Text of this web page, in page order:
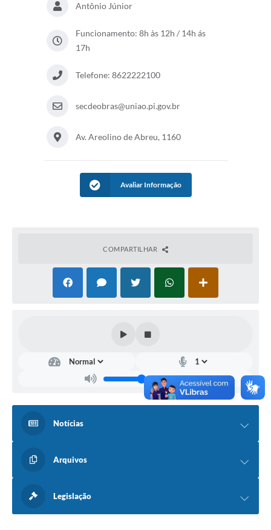
Antônio Júnior
Funcionamento: 8h às 12h / 14h ás
17h
Telefone: 8622222100
secdeobras@uniao.pi.gov.br
Av. Areolino de Abreu, 1160
Avaliar Informação
COMPARTILHAR
Notícias
Arquivos
Legislação